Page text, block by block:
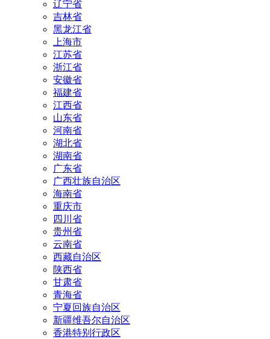
辽宁省
吉林省
黑龙江省
上海市
江苏省
浙江省
安徽省
福建省
江西省
山东省
河南省
湖北省
湖南省
广东省
广西壮族自治区
海南省
重庆市
四川省
贵州省
云南省
西藏自治区
陕西省
甘肃省
青海省
宁夏回族自治区
新疆维吾尔自治区
香港特别行政区